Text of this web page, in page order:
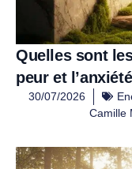
Quelles sont
peur et
30/07/2026
Camille